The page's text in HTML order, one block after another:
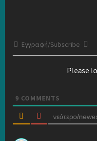
Εγγραφή/Subscribe
Please
9 COMMENTS
νεότερο/